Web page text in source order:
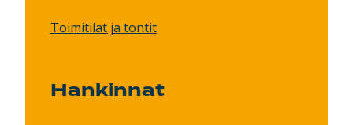
Toimitilat ja tontit
Hankinnat